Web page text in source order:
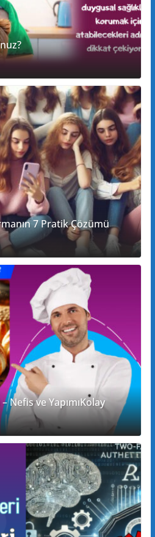
7 Pratik Çözümü
Nefis ve YapımıKolay